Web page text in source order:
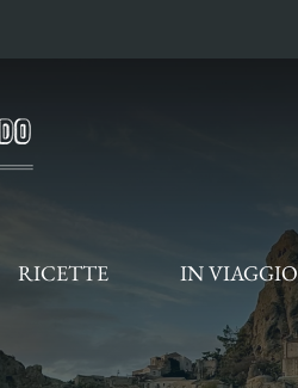
RICETTE IN VIAGGIO